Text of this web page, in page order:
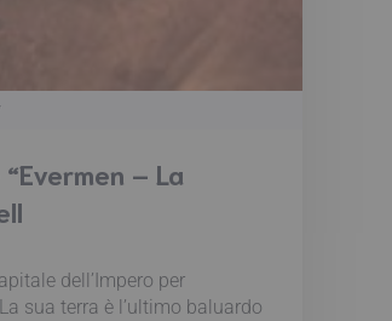
– La
dell’Impero per
sua terra è l’ultimo baluardo